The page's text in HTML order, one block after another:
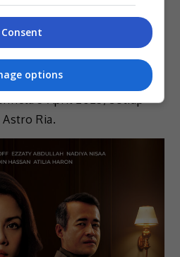
setiap Sabtu, bermula
platform On Demand atau
3 April 2023, setiap
Ria.
Consent
options